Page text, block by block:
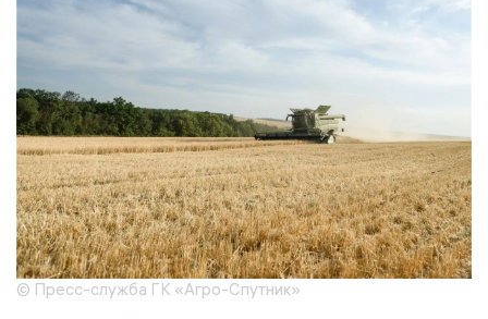
© Пресс-служба ГК «Агро-Спутник»